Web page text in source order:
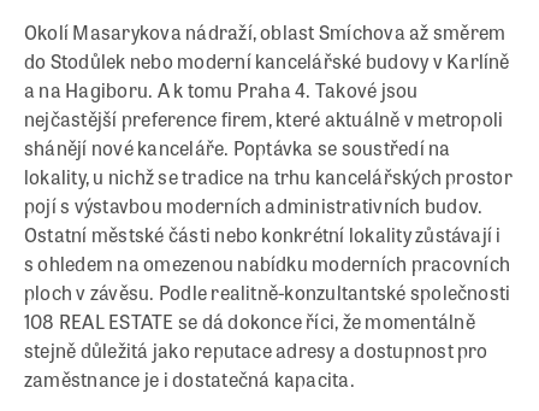
Okolí Masarykova nádraží, oblast Smíchova až směrem
do Stodůlek nebo moderní kancelářské budovy v Karlíně
a na Hagiboru. A k tomu Praha 4. Takové jsou
nejčastější preference firem, které aktuálně v metropoli
shánějí nové kanceláře. Poptávka se soustředí na
lokality, u nichž se tradice na trhu kancelářských prostor
pojí s výstavbou moderních administrativních budov.
Ostatní městské části nebo konkrétní lokality zůstávají i
s ohledem na omezenou nabídku moderních pracovních
ploch v závěsu. Podle realitně-konzultantské společnosti
108 REAL ESTATE se dá dokonce říci, že momentálně
stejně důležitá jako reputace adresy a dostupnost pro
zaměstnance je i dostatečná kapacita.